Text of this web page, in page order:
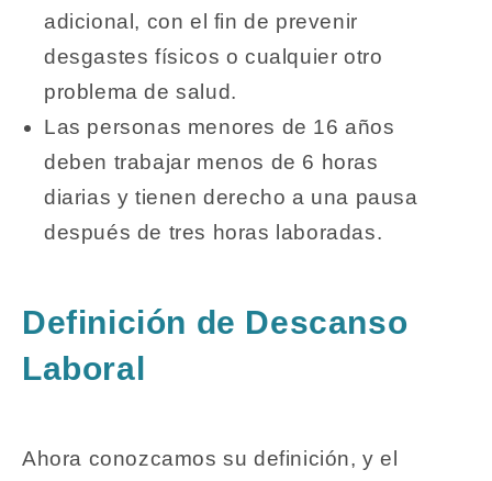
adicional, con el fin de prevenir
desgastes físicos o cualquier otro
problema de salud.
Las personas menores de 16 años
deben trabajar menos de 6 horas
diarias y tienen derecho a una pausa
después de tres horas laboradas.
Definición de Descanso
Laboral
Ahora conozcamos su definición, y el